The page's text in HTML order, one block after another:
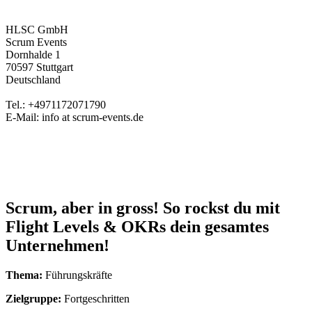
HLSC GmbH
Scrum Events
Dornhalde 1
70597 Stuttgart
Deutschland
Tel.: +4971172071790
E-Mail: info at scrum-events.de
Scrum, aber in gross! So rockst du mit
Flight Levels & OKRs dein gesamtes
Unternehmen!
Thema: Führungskräfte
Zielgruppe: Fortgeschritten